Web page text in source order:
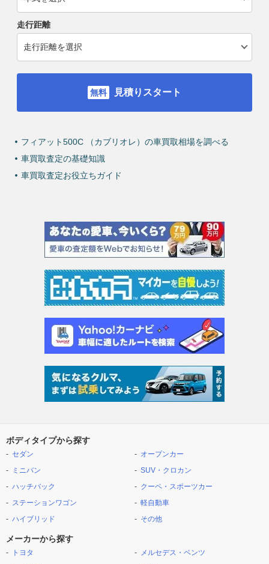
走行距離
見積りスタート
フィアット500C （カブリオレ）の車買取相場を調べる
車買取査定の基礎知識
車買取査定お役立ちガイド
ボディタイプから探す
セダン
ミニバン
ハッチバック
ステーションワゴン
ハイブリッド
オープンカー
SUV・クロカン
クーペ・スポーツカー
軽自動車
その他
メーカーから探す
トヨタ
メルセデス・ベンツ